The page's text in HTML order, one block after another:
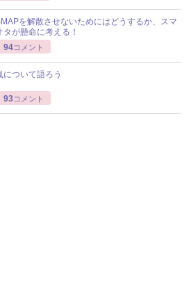
を解散させないためにはどうするか、スマ
タが懸命に考える！
94コメント
について語ろう
93コメント